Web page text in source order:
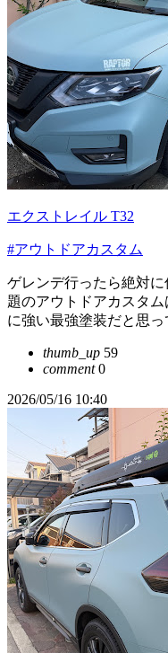
エクストレイル T32
#アウトドアカスタム
ゲレンデ行ったら絶対
題のアウトドアカスタ
に強い最強塗装だと思
thumb_up 59
comment0
2026/05/16 10:40